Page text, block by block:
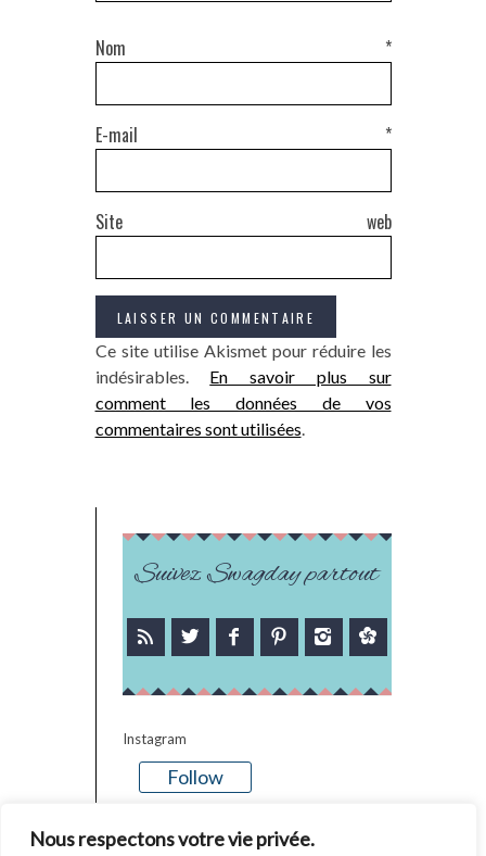
Nous respectons votre vie privée.
Nom *
E-mail *
Site web
Ce site utilise Akismet pour réduire les
indésirables. En savoir plus sur
comment les données de vos
commentaires sont utilisées.
Suivez Swagday partout
Instagram
Follow